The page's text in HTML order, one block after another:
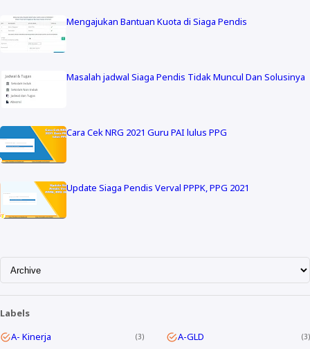
Mengajukan Bantuan Kuota di Siaga Pendis
Masalah jadwal Siaga Pendis Tidak Muncul Dan Solusinya
Cara Cek NRG 2021 Guru PAI lulus PPG
Update Siaga Pendis Verval PPPK, PPG 2021
Labels
A- Kinerja
3 A-GLD 3